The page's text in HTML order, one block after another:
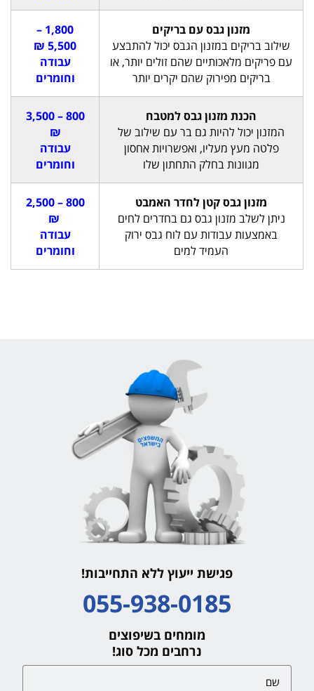
מזנון גבס עם בריקים
שילוב בריקים במזנון הגבס יכול להתבצע
עם פריקים מלאכותיים שהם זולים יותר, או
בריקים מפירוק שהם יקרים יותר
1,800 –
5,500 ₪
עבודה
וחומרים
הכנת מזנון גבס למטבח
המזנון יכול להיות גם בר עם שילוב של
פלטה מעץ מעליו, ואפשרויות אחסון
מגוונות בחלק התחתון שלו
800 – 3,500
₪
עבודה
וחומרים
מזנון גבס קטן לחדר האמבט
ניתן לשלב מזנון גבס גם בחדרים לחים
באמצעות עבודות עם לוח גבס ירוק
העמיד למים
800 – 2,500
₪
עבודה
וחומרים
פגישת ייעוץ ללא התחייבות!
055-938-0185
מומחים בשיפוצים
נרחבים מכל סוג!